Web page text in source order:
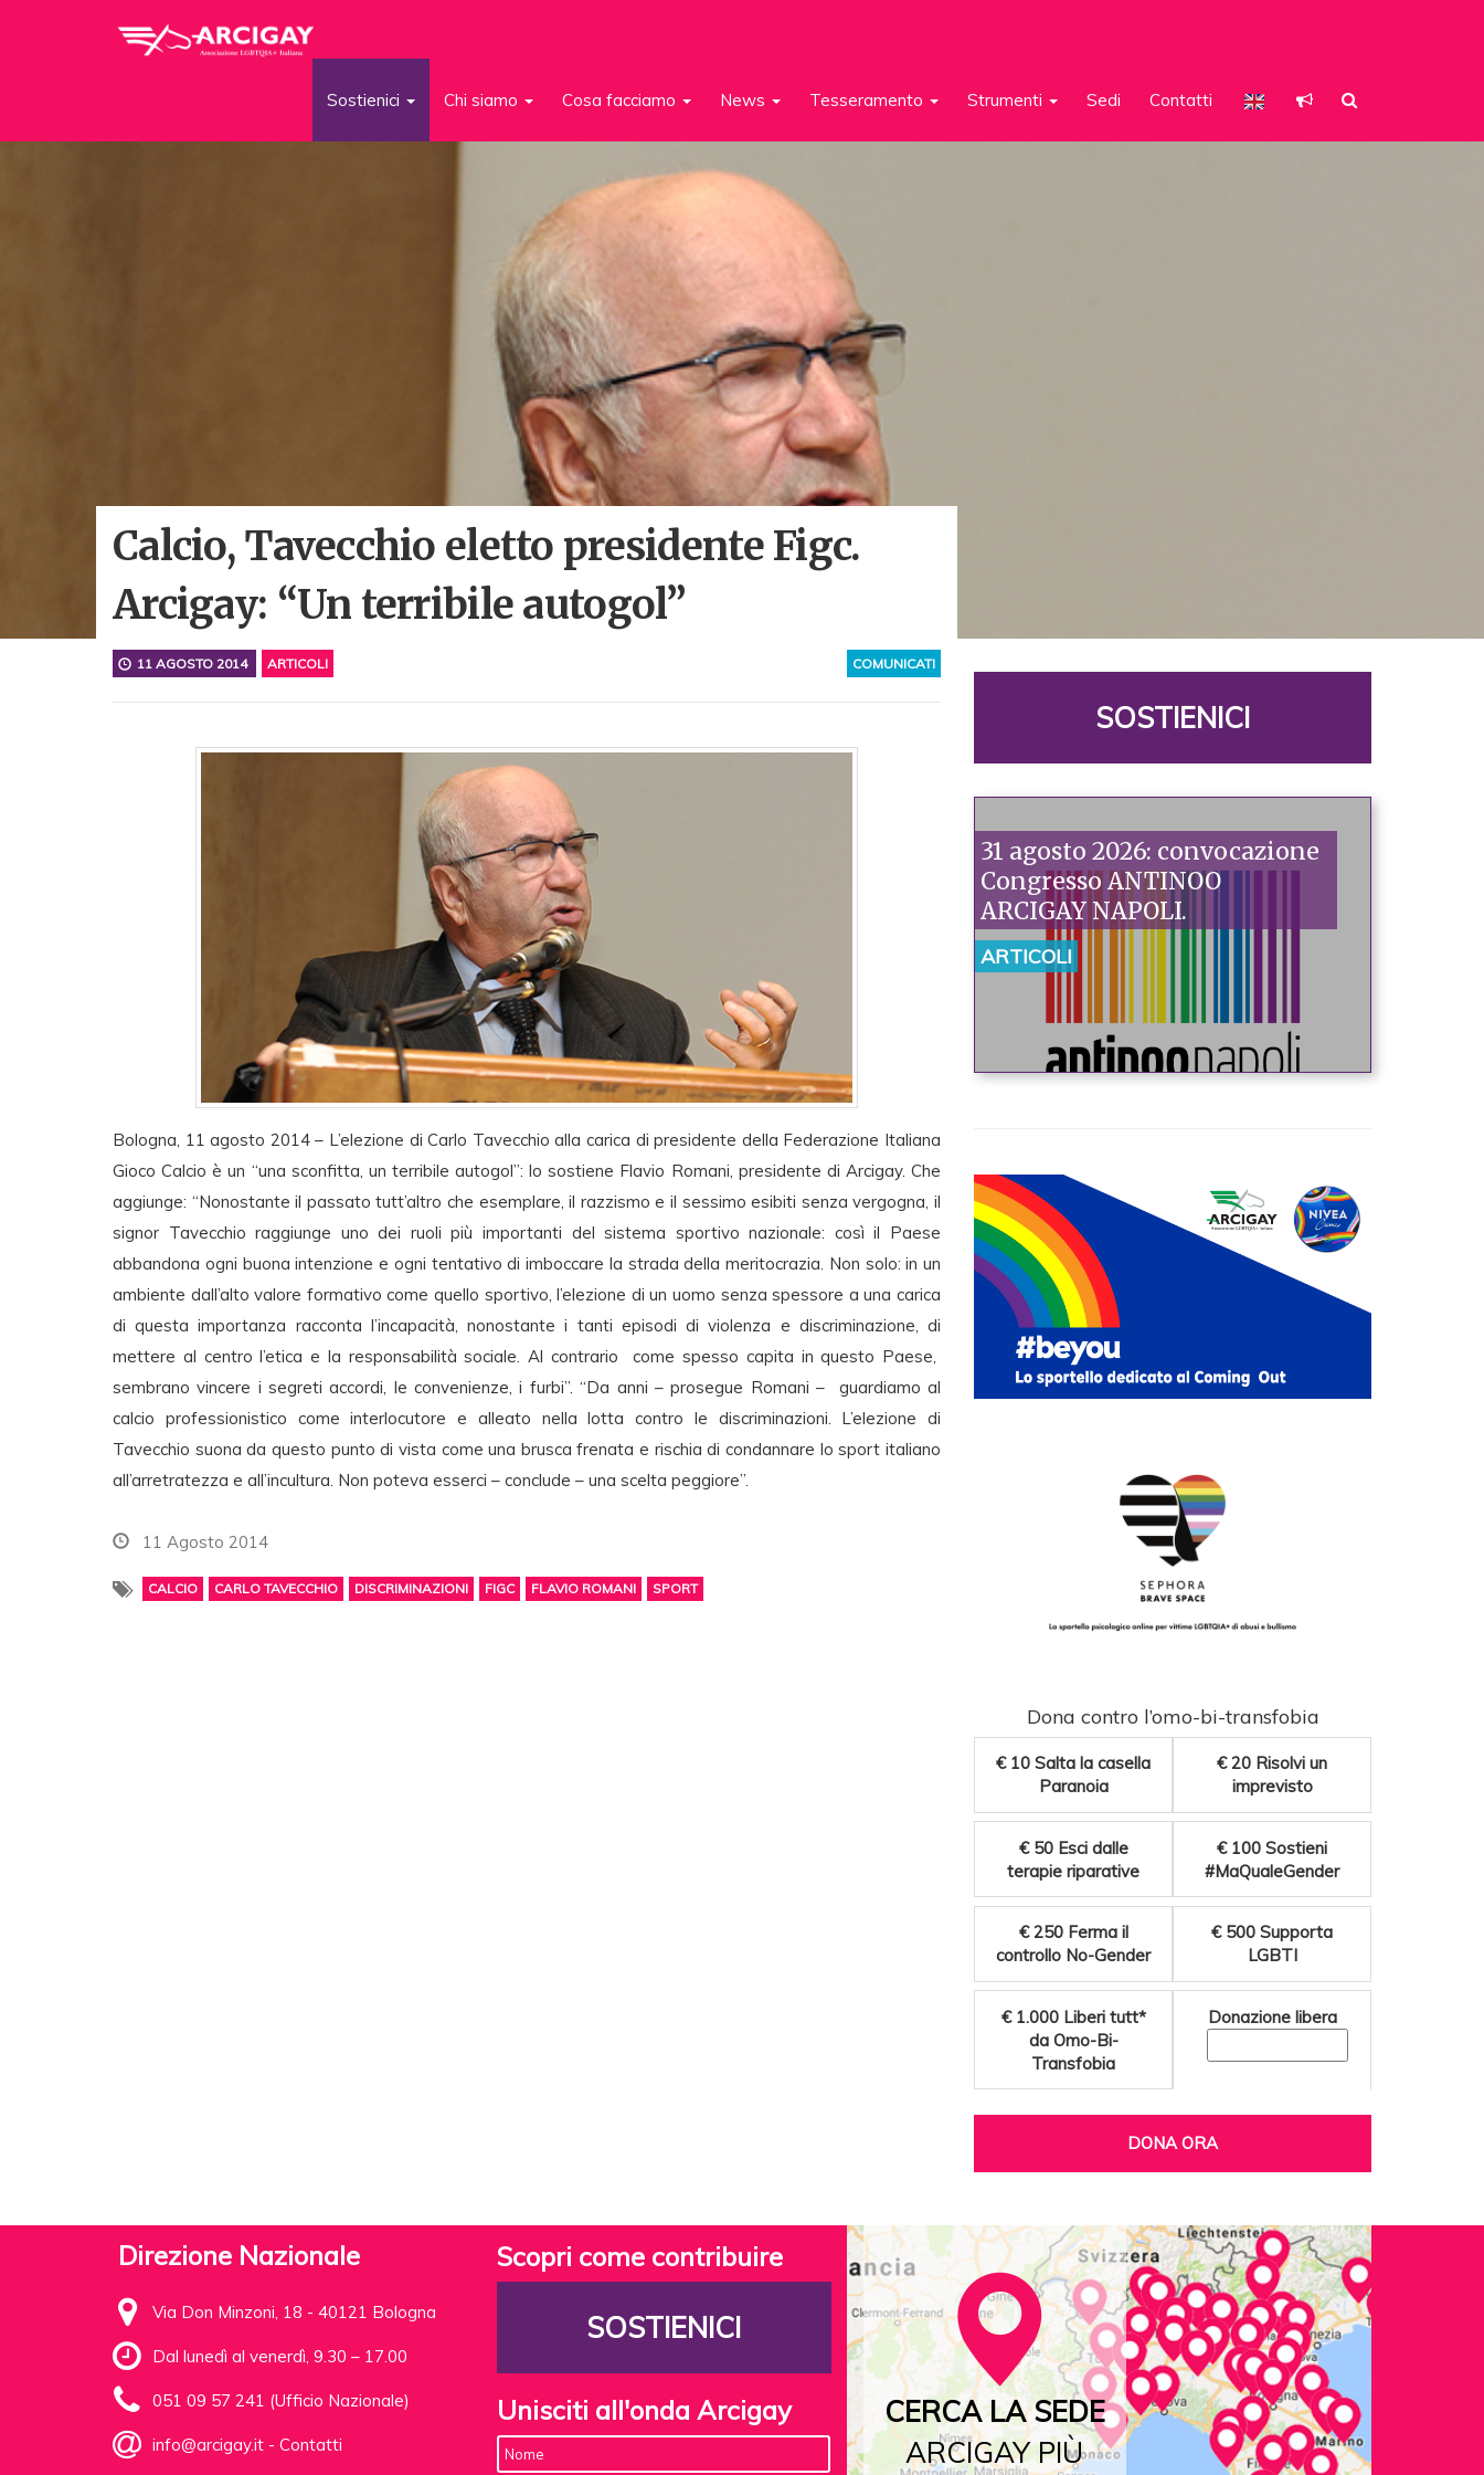
Sostienici Chi siamo Cosa facciamo News Tesseramento Strumenti Sedi Contatti
Calcio, Tavecchio eletto presidente Figc.
Arcigay: “Un terribile autogol”
COMUNICATI
11 AGOSTO 2014 ARTICOLI
Bologna, 11 agosto 2014 – L’elezione di Carlo Tavecchio alla carica di presidente della Federazione Italiana
Gioco Calcio è un “una sconfitta, un terribile autogol”: lo sostiene Flavio Romani, presidente di Arcigay. Che
aggiunge: “Nonostante il passato tutt’altro che esemplare, il razzismo e il sessimo esibiti senza vergogna, il
signor Tavecchio raggiunge uno dei ruoli più importanti del sistema sportivo nazionale: così il Paese
abbandona ogni buona intenzione e ogni tentativo di imboccare la strada della meritocrazia. Non solo: in un
ambiente dall’alto valore formativo come quello sportivo, l’elezione di un uomo senza spessore a una carica
di questa importanza racconta l’incapacità, nonostante i tanti episodi di violenza e discriminazione, di
mettere al centro l’etica e la responsabilità sociale. Al contrario come spesso capita in questo Paese,
sembrano vincere i segreti accordi, le convenienze, i furbi”. “Da anni – prosegue Romani – guardiamo al
calcio professionistico come interlocutore e alleato nella lotta contro le discriminazioni. L’elezione di
Tavecchio suona da questo punto di vista come una brusca frenata e rischia di condannare lo sport italiano
all’arretratezza e all’incultura. Non poteva esserci – conclude – una scelta peggiore”.
11 Agosto 2014
CALCIO CARLO TAVECCHIO DISCRIMINAZIONI FIGC FLAVIO ROMANI SPORT
SOSTIENICI
31 agosto 2026: convocazione
Congresso ANTINOO
ARCIGAY NAPOLI.
ARTICOLI
Dona contro l’omo-bi-transfobia
€ 10 Salta la casella
Paranoia
€ 20 Risolvi un
imprevisto
€ 50 Esci dalle
terapie riparative
€ 100 Sostieni
#MaQualeGender
€ 250 Ferma il
controllo No-Gender
€ 500 Supporta
LGBTI
€ 1.000 Liberi tutt*
da Omo-Bi-
Transfobia
Donazione libera
DONA ORA
Direzione Nazionale
Via Don Minzoni, 18 - 40121 Bologna
Dal lunedì al venerdì, 9.30 – 17.00
051 09 57 241 (Ufficio Nazionale)
info@arcigay.it - Contatti
Scopri come contribuire
SOSTIENICI
Unisciti all'onda Arcigay
CERCA LA SEDE
ARCIGAY PIÙ